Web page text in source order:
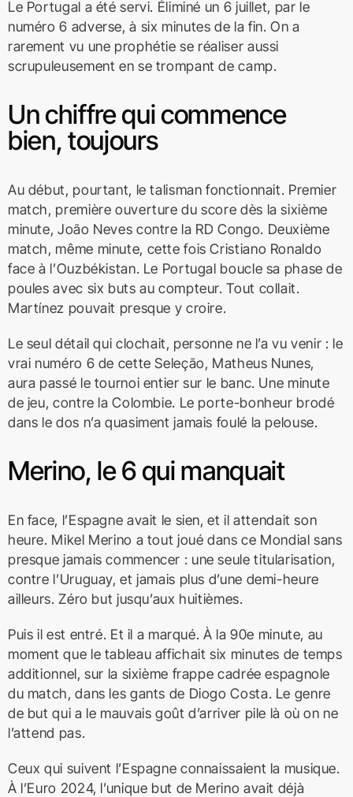
Le Portugal a été servi. Éliminé un 6 juillet, par le
numéro 6 adverse, à six minutes de la fin. On a
rarement vu une prophétie se réaliser aussi
scrupuleusement en se trompant de camp.
Un chiffre qui commence
bien, toujours
Au début, pourtant, le talisman fonctionnait. Premier
match, première ouverture du score dès la sixième
minute, João Neves contre la RD Congo. Deuxième
match, même minute, cette fois Cristiano Ronaldo
face à l’Ouzbékistan. Le Portugal boucle sa phase de
poules avec six buts au compteur. Tout collait.
Martínez pouvait presque y croire.
Le seul détail qui clochait, personne ne l’a vu venir : le
vrai numéro 6 de cette Seleção, Matheus Nunes,
aura passé le tournoi entier sur le banc. Une minute
de jeu, contre la Colombie. Le porte-bonheur brodé
dans le dos n’a quasiment jamais foulé la pelouse.
Merino, le 6 qui manquait
En face, l’Espagne avait le sien, et il attendait son
heure. Mikel Merino a tout joué dans ce Mondial sans
presque jamais commencer : une seule titularisation,
contre l’Uruguay, et jamais plus d’une demi-heure
ailleurs. Zéro but jusqu’aux huitièmes.
Puis il est entré. Et il a marqué. À la 90e minute, au
moment que le tableau affichait six minutes de temps
additionnel, sur la sixième frappe cadrée espagnole
du match, dans les gants de Diogo Costa. Le genre
de but qui a le mauvais goût d’arriver pile là où on ne
l’attend pas.
Ceux qui suivent l’Espagne connaissaient la musique.
À l’Euro 2024, l’unique but de Merino avait déjà